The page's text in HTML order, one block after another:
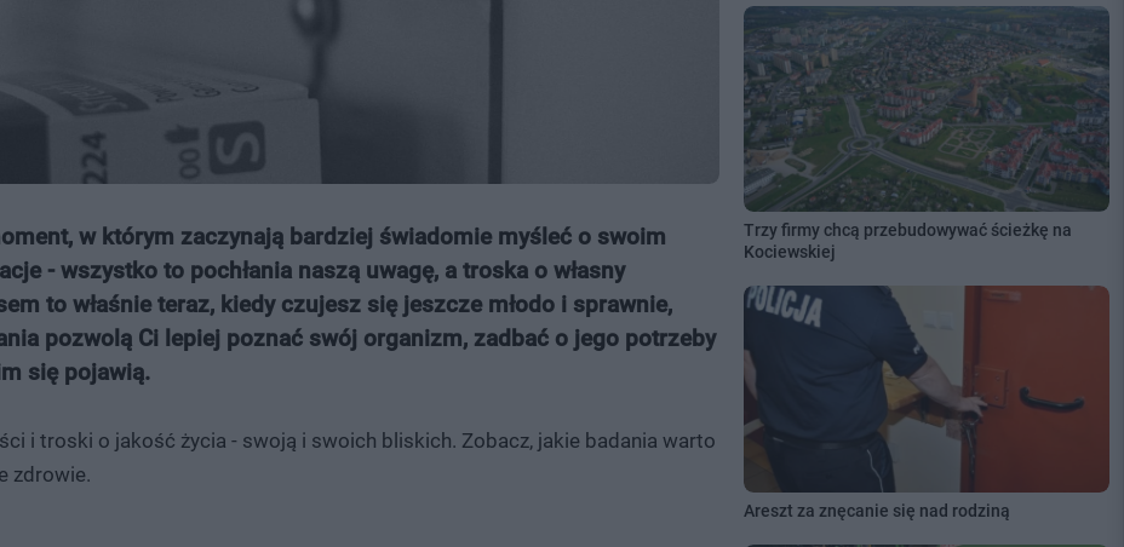
w którym zaczynają bardziej świadomie myśleć o swoim
- wszystko to pochłania naszą uwagę, a troska o własny
to właśnie teraz, kiedy czujesz się jeszcze młodo i sprawnie,
pozwolą Ci lepiej poznać swój organizm, zadbać o jego potrzeby
się pojawią.
i troski o jakość życia - swoją i swoich bliskich. Zobacz, jakie badania warto
zdrowie.
Trzy firmy chcą przebudowywać ścieżkę na
Kociewskiej
Areszt za znęcanie się nad rodziną